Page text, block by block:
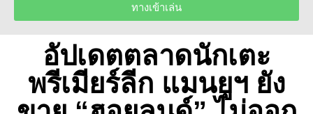
ทางเข้าเล่น
อัปเดตตลาดนักเตะ
พรีเมียร์ลีก แมนยูฯ ยัง